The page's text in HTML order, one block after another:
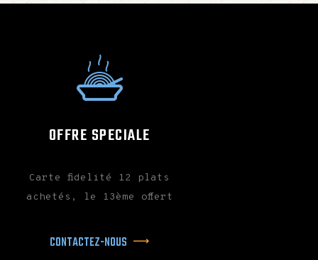
OFFRE SPECIALE
Carte fidelité 12 plats
achetés, le 13ème offert
CONTACTEZ-NOUS